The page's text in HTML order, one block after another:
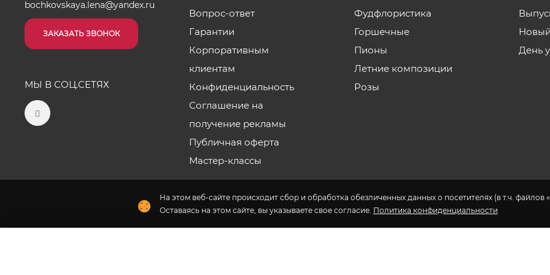
На этом веб-сайте происходит сбор и обработка обезличенных данных о посетителях (в т.ч. файлов
Оставаясь на этом сайте, вы указываете свое согласие. Политика конфиденциальности
bochkovskaya.lena@yandex.ru
ЗАКАЗАТЬ ЗВОНОК
МЫ В СОЦ.СЕТЯХ
Вопрос-ответ
Гарантии
Корпоративным
клиентам
Конфиденциальность
Соглашение на
получение рекламы
Публичная оферта
Мастер-классы
Фудфлористика
Горшечные
Пионы
Летние композиции
Розы
День